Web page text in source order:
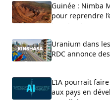
Guinée : Nimba
pour reprendre
bauxite de GAC
Uranium dans
RDC annonce
L’IA pourrait
aux pays en
mondiale